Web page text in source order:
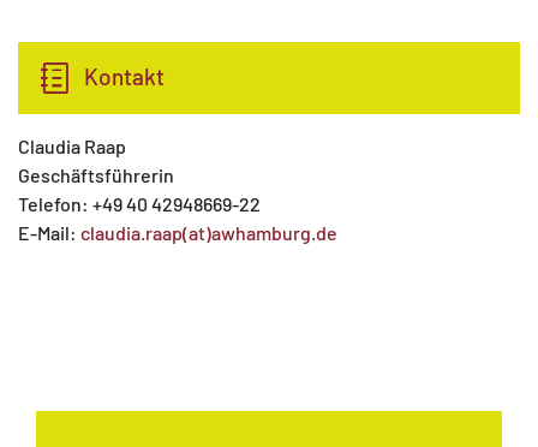
Kontakt
Claudia Raap
Geschäftsführerin
Telefon: +49 40 42948669-22
E-Mail: claudia.raap(at)awhamburg.de